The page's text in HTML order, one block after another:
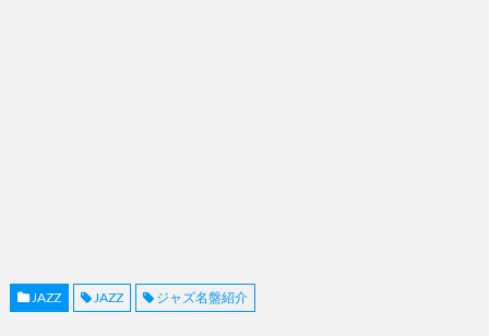
JAZZ JAZZ ジャズ名盤紹介